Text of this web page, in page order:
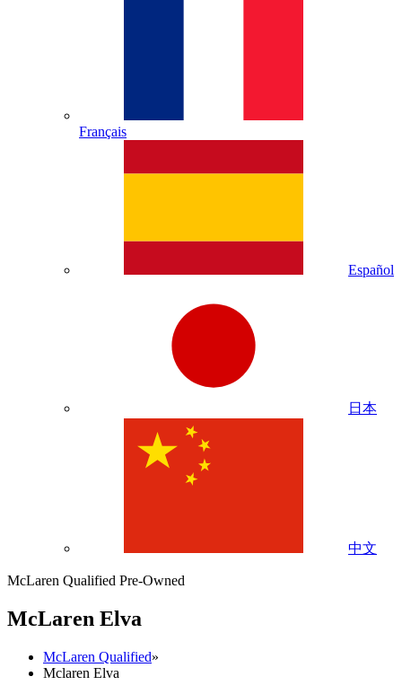
Français
Español
日本
中文
McLaren Qualified Pre-Owned
McLaren Elva
McLaren Qualified»
Mclaren Elva